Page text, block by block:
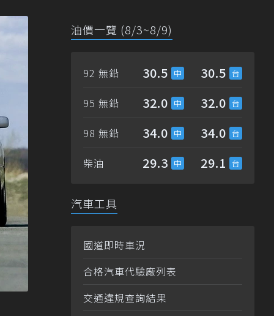
油價一覽 (8/3~8/9)
92 無鉛 30.5 30.5
95 無鉛 32.0 32.0
98 無鉛 34.0 34.0
柴油 29.3 29.1
汽車工具
國道即時車況
合格汽車代驗廠列表
交通違規查詢結果